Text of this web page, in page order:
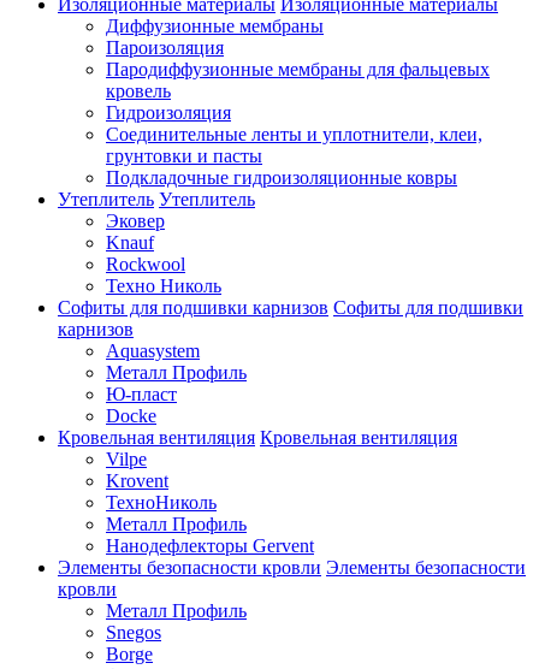
Изоляционные материалы Изоляционные материалы
Диффузионные мембраны
Пароизоляция
Пародиффузионные мембраны для фальцевых
кровель
Гидроизоляция
Соединительные ленты и уплотнители, клеи,
грунтовки и пасты
Подкладочные гидроизоляционные ковры
Утеплитель Утеплитель
Эковер
Knauf
Rockwool
Техно Николь
Софиты для подшивки карнизов Софиты для подшивки
карнизов
Aquasystem
Металл Профиль
Ю-пласт
Docke
Кровельная вентиляция Кровельная вентиляция
Vilpe
Krovent
ТехноНиколь
Металл Профиль
Нанодефлекторы Gervent
Элементы безопасности кровли Элементы безопасности
кровли
Металл Профиль
Snegos
Borge